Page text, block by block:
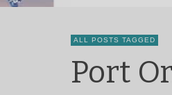
ALL POSTS TAGGED
Port